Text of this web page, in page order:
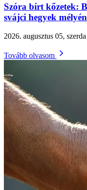
Szóra bírt kőzetek:
svájci hegyek mélyén
2026. augusztus 05, szerda
Tovább olvasom